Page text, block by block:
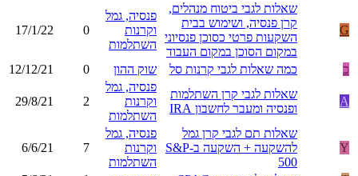
G
שאלות לגבי ביטוח מנהלים,
קרן פנסיה, ושימוש בבית
השקעות פרטי כסוכן פנסיוני
במקום הסוכן במקום העבוד
פנסיה, גמל
וקרנות
השתלמות
0
17/1/22
כ כמה שאלות לגבי קרנות סל שוק ההון 0
12/12/21
A
שאלות לגבי קרן השתלמות
ופנסיה ומעבר לחשבון IRA
פנסיה, גמל
וקרנות
השתלמות
2
29/8/21
Y
שאלות תם לגבי קרן גמל
להשקעה + השקעה ב-S&P
500
פנסיה, גמל
וקרנות
השתלמות
7
6/6/21